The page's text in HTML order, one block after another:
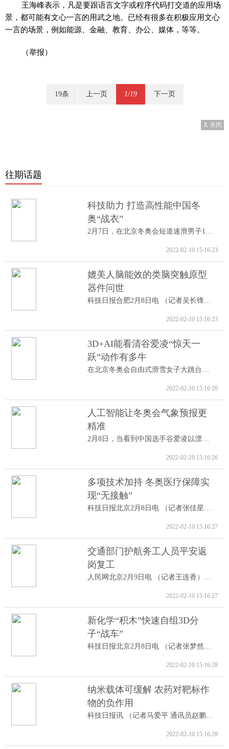
王海峰表示，凡是要跟语言文字或程序代码打交道的应用场
景，都可能有文心一言的用武之地。已经有很多在积极应用文心
一言的场景，例如能源、金融、教育、办公、媒体，等等。
（举报）
19条 上一页 1/19 下一页
X 关闭
往期话题
科技助力 打造高性能中国冬
奥“战衣”
2月7日，在北京冬奥会短道速滑男子1000米A...
2022-02-10 15:16:23
媲美人脑能效的类脑突触原型
器件问世
科技日报合肥2月8日电 （记者吴长锋）8日...
2022-02-10 15:16:23
3D+AI能看清谷爱凌“惊天一
跃”动作有多牛
在北京冬奥会自由式滑雪女子大跳台决赛中...
2022-02-10 15:16:26
人工智能让冬奥会气象预报更
精准
2月8日，当看到中国选手谷爱凌以漂亮的高...
2022-02-10 15:16:26
多项技术加持 冬奥医疗保障实
现“无接触”
科技日报北京2月8日电 （记者张佳星）记...
2022-02-10 15:16:27
交通部门护航务工人员平安返
岗复工
人民网北京2月9日电 （记者王连香）记者...
2022-02-10 15:16:27
新化学“积木”快速自组3D分
子“战车”
科技日报北京2月8日电 （记者张梦然）据...
2022-02-10 15:16:28
纳米载体可缓解 农药对靶标作
物的负作用
科技日报讯 （记者马爱平 通讯员赵鹏跃...
2022-02-10 15:16:28